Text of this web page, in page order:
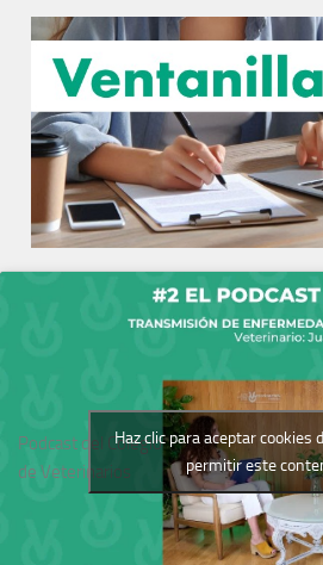
Podcast del Colegio
de Veterinarios
Haz clic para aceptar cookies
permitir este